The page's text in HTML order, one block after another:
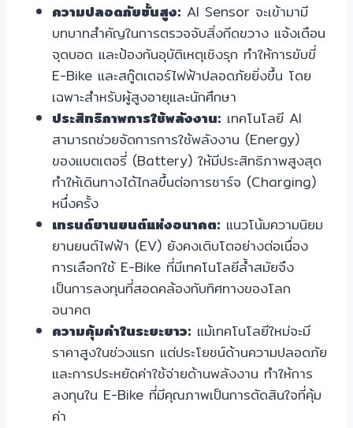
ความปลอดภัยขั้นสูง: AI Sensor จะเข้ามามี
บทบาทสำคัญในการตรวจจับสิ่งกีดขวาง แจ้งเตือน
จุดบอด และป้องกันอุบัติเหตุเชิงรุก ทำให้การขับขี่
E-Bike และสกู๊ตเตอร์ไฟฟ้าปลอดภัยยิ่งขึ้น โดย
เฉพาะสำหรับผู้สูงอายุและนักศึกษา
ประสิทธิภาพการใช้พลังงาน: เทคโนโลยี AI
สามารถช่วยจัดการการใช้พลังงาน (Energy)
ของแบตเตอรี่ (Battery) ให้มีประสิทธิภาพสูงสุด
ทำให้เดินทางได้ไกลขึ้นต่อการชาร์จ (Charging)
หนึ่งครั้ง
เทรนด์ยานยนต์แห่งอนาคต: แนวโน้มความนิยม
ยานยนต์ไฟฟ้า (EV) ยังคงเติบโตอย่างต่อเนื่อง
การเลือกใช้ E-Bike ที่มีเทคโนโลยีล้ำสมัยจึง
เป็นการลงทุนที่สอดคล้องกับทิศทางของโลก
อนาคต
ความคุ้มค่าในระยะยาว: แม้เทคโนโลยีใหม่จะมี
ราคาสูงในช่วงแรก แต่ประโยชน์ด้านความปลอดภัย
และการประหยัดค่าใช้จ่ายด้านพลังงาน ทำให้การ
ลงทุนใน E-Bike ที่มีคุณภาพเป็นการตัดสินใจที่คุ้ม
ค่า